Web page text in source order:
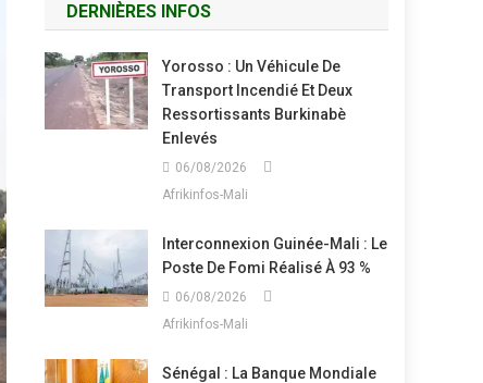
DERNIÈRES INFOS
Yorosso : Un Véhicule De
Transport Incendié Et Deux
Ressortissants Burkinabè
Enlevés
06/08/2026
Afrikinfos-Mali
Interconnexion Guinée-Mali : Le
Poste De Fomi Réalisé À 93 %
06/08/2026
Afrikinfos-Mali
Sénégal : La Banque Mondiale